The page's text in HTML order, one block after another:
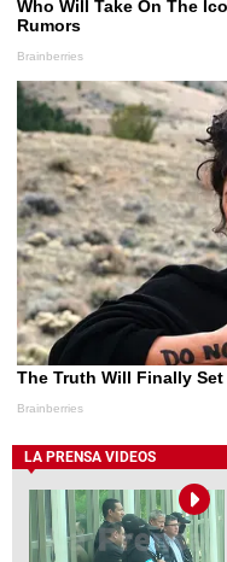
LA PRENSA VIDEOS